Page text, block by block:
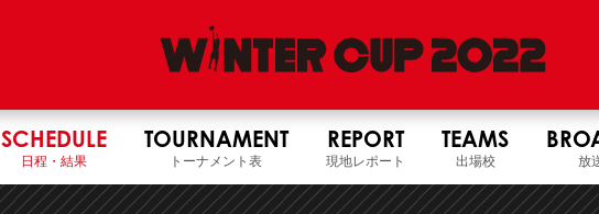
SCHEDULE
日程・結果
TOURNAMENT
トーナメント表
REPORT
現地レポート
TEAMS
出場校 放